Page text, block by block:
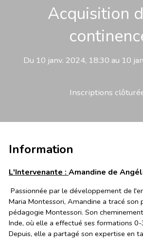
Acquisition
Du 10 janv. 2024, 18:30 au 10
Inscriptions
Information
L'Intervenante : Amandine de
Passionnée par le développement de
Maria Montessori, Amandine a tracé son
pédagogie Montessori. Son
Inde, où elle a effectué ses formations
Depuis, elle a partagé son expertise en